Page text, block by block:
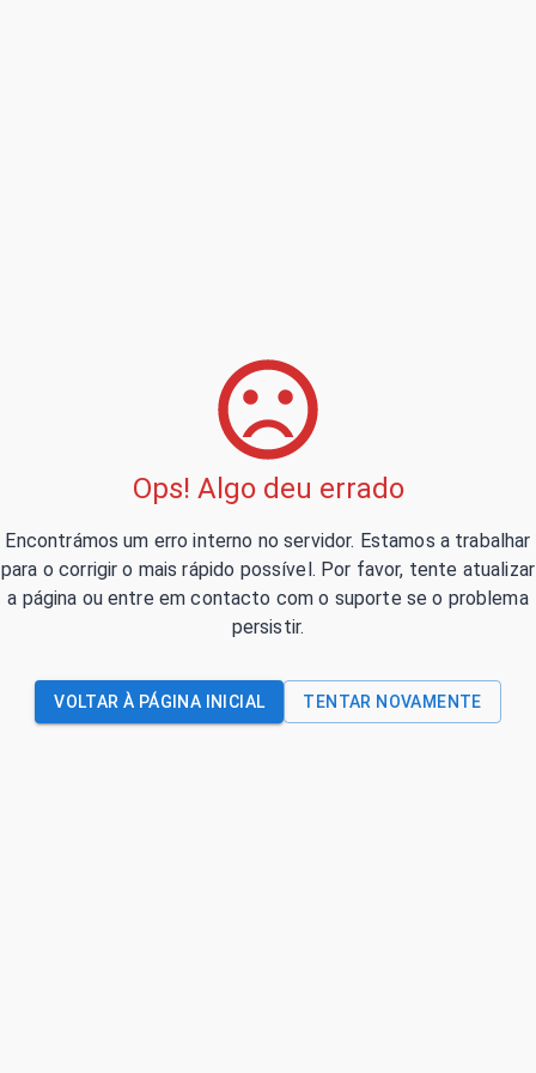
Ops! Algo deu errado
Encontrámos um erro interno no servidor. Estamos a trabalhar
para o corrigir o mais rápido possível. Por favor, tente atualizar
a página ou entre em contacto com o suporte se o problema
persistir.
VOLTAR À PÁGINA INICIAL TENTAR NOVAMENTE